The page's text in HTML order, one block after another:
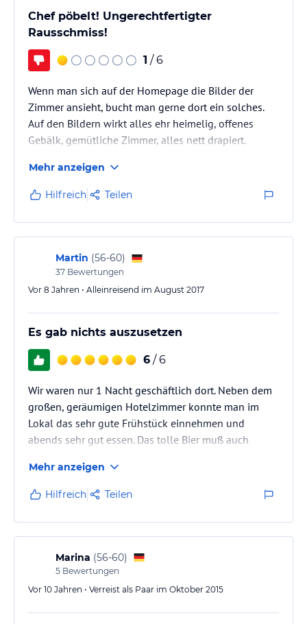
Chef pöbelt! Ungerechtfertigter
Rausschmiss!
1 / 6
Wenn man sich auf der Homepage die Bilder der
Zimmer ansieht, bucht man gerne dort ein solches.
Auf den Bildern wirkt alles ehr heimelig, offenes
Gebälk, gemütliche Zimmer, alles nett drapiert.
habe auch viele Sommer meiner Kindheit unterhalb
der Brauerei im Haus an der Obermühle bei meiner
Großmutter verbracht. Viele Erinnerungen an längst
vergangene Zeiten kamen hoch.
Wir ließen uns zudem von den vielen (für uns
vollkommen unverständlichen…
Mehr anzeigen
Hilfreich Teilen
Martin (56-60)
37 Bewertungen
Vor 8 Jahren • Alleinreisend im August 2017
Es gab nichts auszusetzen
6 / 6
Wir waren nur 1 Nacht geschäftlich dort. Neben dem
großen, geräumigen Hotelzimmer konnte man im
Lokal das sehr gute Frühstück einnehmen und
abends sehr gut essen. Das tolle Bier muß auch
Mehr anzeigen
Hilfreich Teilen
Marina (56-60)
5 Bewertungen
Vor 10 Jahren • Verreist als Paar im Oktober 2015